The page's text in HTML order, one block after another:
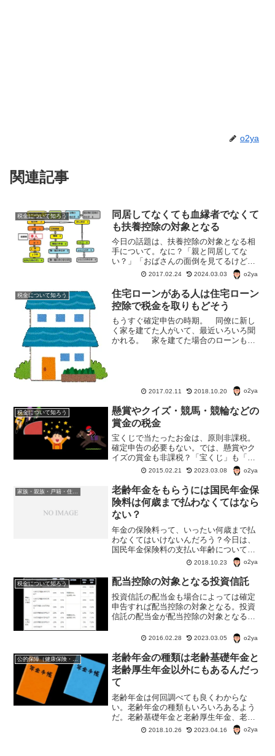
o2ya
関連記事
税金について知ろう
同居してなくても血縁者でなくて
も扶養控除の対象となる
今日の話題は、扶養控除の対象となる相
手について。なに？「親と同居してな
い？」「おばさんの面倒を見てるけど、
それじゃダメでしょ？」大丈夫！扶養控
除は赤の他人でも、同居してもいなくて
も控除の対象となる場合があるのだ。
2017.02.24 2024.03.03 o2ya
税金について知ろう
住宅ローンがある人は住宅ローン
控除で税金を取りもどそう
もうすぐ確定申告の時期。 同僚に新し
く家を建てた人がいて、最近いろいろ聞
かれる。 家を建てた場合のローンも確
2017.02.11 2018.10.20 o2ya
税金について知ろう
懸賞やクイズ・競馬・競輪などの
賞金の税金
宝くじで当たったお金は、原則非課税。
確定申告の必要もない。では、懸賞やク
イズの賞金も非課税？「宝くじ」も「懸
賞やクイズの賞金」も同じようなものに
思われる。が、残念ながら、懸賞やクイ
ズの賞金は「一時所得」となり、税金が
かかるのだそうだ。
2015.02.21 2023.03.08 o2ya
家族・親族・戸籍・住民票・老後のお金・遺産・相続
老齢年金をもらうには国民年金保
険料は何歳まで払わなくてはなら
ない？
年金の保険料って、いったい何歳まで払
わなくてはいけないんだろう？今日は、
国民年金保険料の支払い年齢についてち
2018.10.23 o2ya
税金について知ろう 配当控除の対象となる投資信託
投資信託の配当金も場合によっては確定
申告すれば配当控除の対象となる。投資
信託の配当金が配当控除の対象となるか
株式割合』によって違う。では、どんな
投資信託が配当控除の対象になる？どん
な人が得？どのくらい得？
2016.02.28 2023.03.05 o2ya
公的保障（健康保険・年金・雇用保険・生活保護・災害時の補償）
老齢年金の種類は老齢基礎年金と
老齢厚生年金以外にもあるんだっ
て
老齢年金は何回調べても良くわからな
い。老齢年金の種類もいろいろあるよう
だ。老齢基礎年金と老齢厚生年金、老齢
厚生年金は（本来の）老齢厚生年金・特
別支給の老齢厚生年金・加給年金。とい
2018.10.26 2023.04.16 o2ya